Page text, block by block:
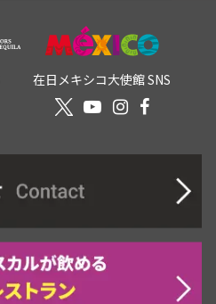
在日メキシコ大使館 SNS